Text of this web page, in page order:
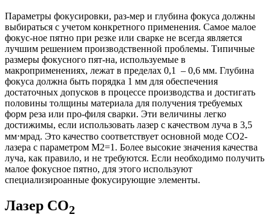
Параметры фокусировки, раз-мер и глубина фокуса должны
выбираться с учетом конкретного применения. Самое малое
фокус-ное пятно при резке или сварке не всегда является
лучшим решением производственной проблемы. Типичные
размеры фокусного пят-на, используемые в
макроприменениях, лежат в пределах 0,1 – 0,6 мм. Глубина
фокуса должна быть порядка 1 мм для обеспечения
достаточных допусков в процессе производства и достигать
половины толщины материала для получения требуемых
форм реза или про-филя сварки. Эти величины легко
достижимы, если использовать лазер с качеством луча в 3,5
мм⋅мрад. Это качество соответствует основной моде CO2-
лазера с параметром M2=1. Более высокие значения качества
луча, как правило, и не требуются. Если необходимо получить
малое фокусное пятно, для этого используют
специализироанные фокусирующие элементы.
Лазер CO2